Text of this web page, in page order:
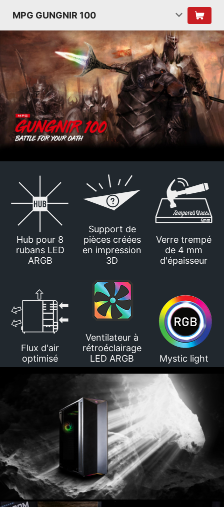
MPG GUNGNIR 100
Hub pour 8
rubans LED
ARGB
Support de
pièces créées
en impression
3D
Verre trempé
de 4 mm
d'épaisseur
Flux d'air
optimisé
Ventilateur à
rétroéclairage
LED ARGB
Mystic light